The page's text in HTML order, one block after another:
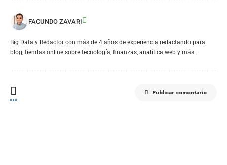
FACUNDO ZAVARI
Big Data y Redactor con más de 4 años de experiencia redactando para
blog, tiendas online sobre tecnología, finanzas, analítica web y más.
Publicar comentario